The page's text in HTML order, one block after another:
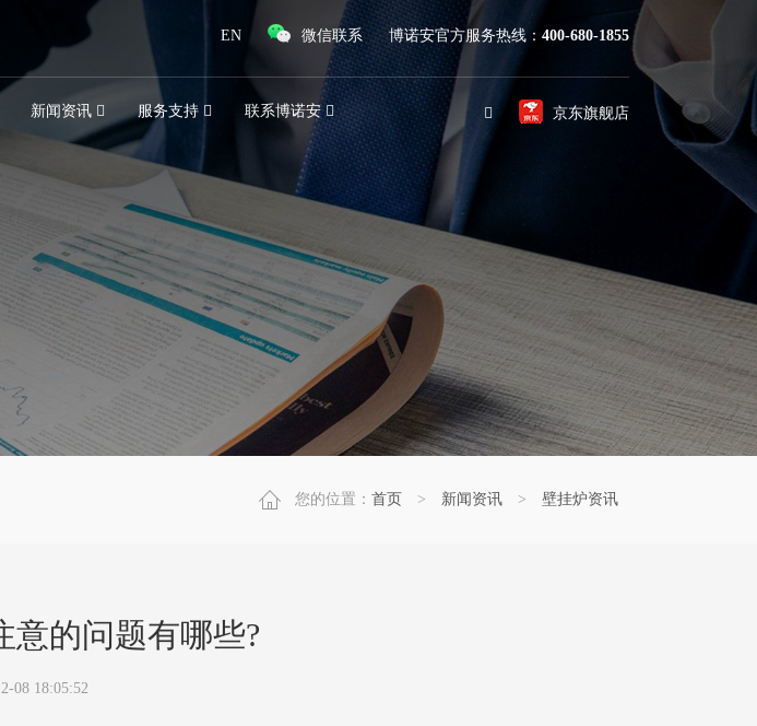
EN 微信联系 博诺安官方服务热线： 400-680-1855
新闻资讯 服务支持 联系博诺安 京东旗舰店
您的位置： 首页 > 新闻资讯 > 壁挂炉资讯
意的问题有哪些?
08 18:05:52